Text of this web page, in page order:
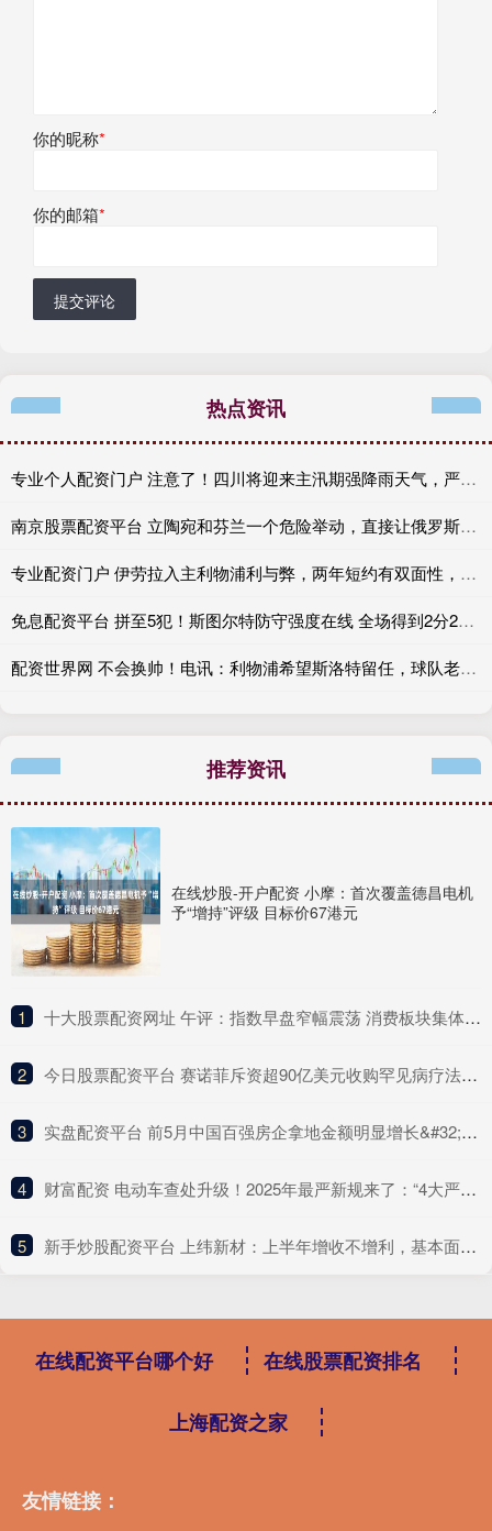
你的昵称*
你的邮箱*
提交评论
热点资讯
专业个人配资门户 注意了！四川将迎来主汛期强降雨天气，严禁擅自进入野景点及未开发区域
南京股票配资平台 立陶宛和芬兰一个危险举动，直接让俄罗斯暴怒了，人类文明瑟瑟发抖！
专业配资门户 伊劳拉入主利物浦利与弊，两年短约有双面性，处子赛季难点多
免息配资平台 拼至5犯！斯图尔特防守强度在线 全场得到2分2板 正负值+4
配资世界网 不会换帅！电讯：利物浦希望斯洛特留任，球队老板认为他理应留下
推荐资讯
在线炒股-开户配资 小摩：首次覆盖德昌电机
予“增持”评级 目标价67港元
1 ​十大股票配资网址 午评：指数早盘窄幅震荡 消费板块集体调整
2 ​今日股票配资平台 赛诺菲斥资超90亿美元收购罕见病疗法公司
3 ​实盘配资平台 前5月中国百强房企拿地金额明显增长&#32;频频加仓核心城市
4 ​财富配资 电动车查处升级！2025年最严新规来了：“4大严查”，最高罚10万！
5 ​新手炒股配资平台 上纬新材：上半年增收不增利，基本面疲软难撑高估值
在线配资平台哪个好 在线股票配资排名
上海配资之家
友情链接：